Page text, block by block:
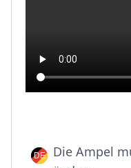
Die Ampel